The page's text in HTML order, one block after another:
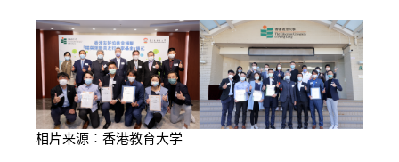
相片来源︰香港教育大学